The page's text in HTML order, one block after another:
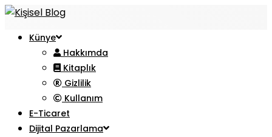
Künye
Hakkımda
Kitaplık
Gizlilik
Kullanım
E-Ticaret
Dijital Pazarlama